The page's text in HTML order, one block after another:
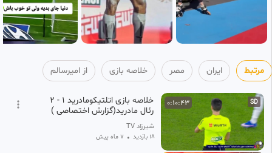
مرتبط ایران مصر خلاصه بازی از امیرسالم
SD
0:10:43
خلاصه بازی اتلتیکومادرید 1 - 2
رئال مادرید(گزارش اختصاصی )
شیرزاد TV
18 بازدید • 7 ماه پیش